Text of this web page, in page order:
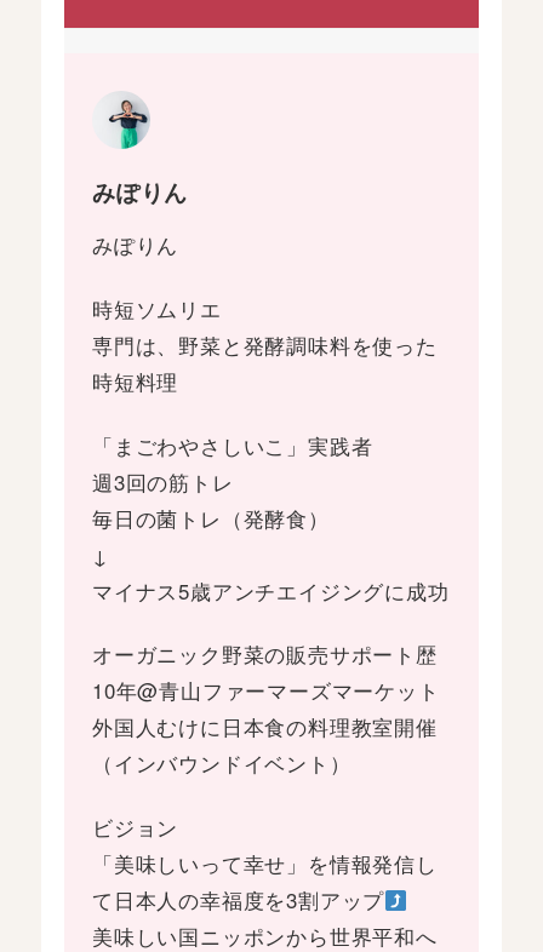
みぽりん
みぽりん
時短ソムリエ
専門は、野菜と発酵調味料を使った
時短料理
「まごわやさしいこ」実践者
週3回の筋トレ
毎日の菌トレ（発酵食）
↓
マイナス5歳アンチエイジングに成功
オーガニック野菜の販売サポート歴
10年@青山ファーマーズマーケット
外国人むけに日本食の料理教室開催
（インバウンドイベント）
ビジョン
「美味しいって幸せ」を情報発信し
て日本人の幸福度を3割アップ
美味しい国ニッポンから世界平和へ